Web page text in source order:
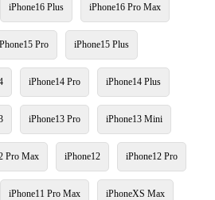
iPhone16 Plus iPhone16 Pro Max
Pro iPhone15 Plus
iPhone14 Pro iPhone14 Plus
iPhone13 Pro iPhone13 Mini
Pro Max iPhone12 iPhone12 Pro
iPhone11 Pro Max iPhoneXS Max